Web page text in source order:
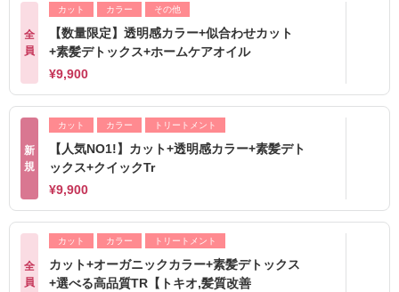
全
員
カット カラー その他
【数量限定】透明感カラー+似合わせカット
+素髪デトックス+ホームケアオイル
¥9,900
新
規
カット カラー トリートメント
【人気NO1!】カット+透明感カラー+素髪デト
ックス+クイックTr
¥9,900
全
員
カット カラー トリートメント
カット+オーガニックカラー+素髪デトックス
+選べる高品質TR【トキオ,髪質改善